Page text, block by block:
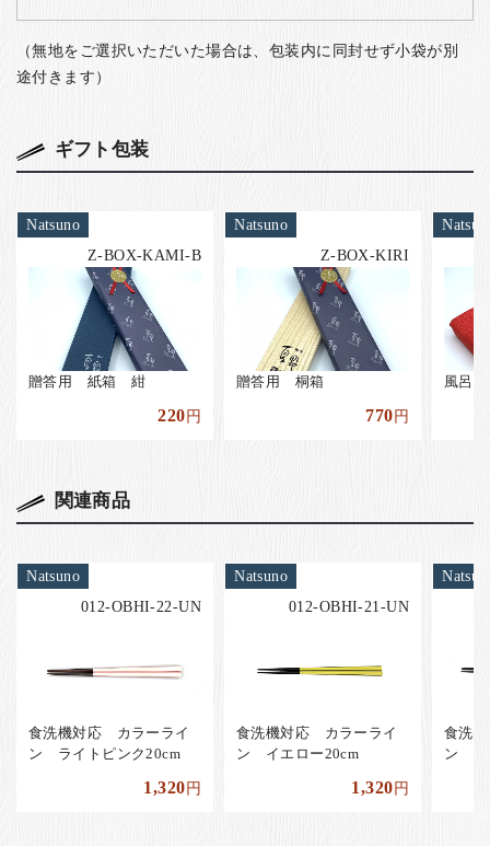
（無地をご選択いただいた場合は、包装内に同封せず小袋が別
途付きます）
ギフト包装
Natsuno
Z-BOX-KAMI-B
贈答用 紙箱 紺
220円
Natsuno
Z-BOX-KIRI
贈答用 桐箱
770円
風呂
関連商品
Natsuno
012-OBHI-22-UN
食洗機対応 カラーライ
ン ライトピンク20cm
1,320円
Natsuno
012-OBHI-21-UN
食洗機対応 カラーライ
ン イエロー20cm
1,320円
食洗
ン ブ